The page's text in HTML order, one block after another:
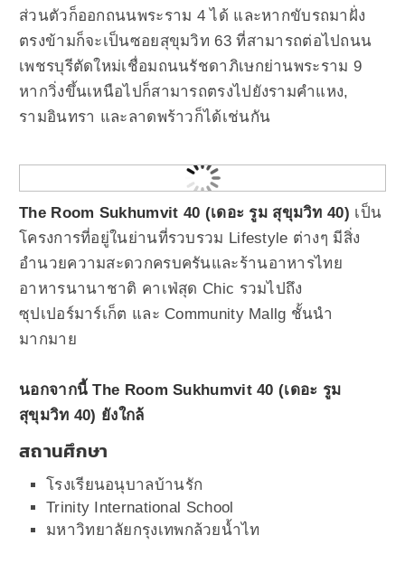
ส่วนตัวก็ออกถนนพระราม 4 ได้ และหากขับรถมาฝั่ง
ตรงข้ามก็จะเป็นซอยสุขุมวิท 63 ที่สามารถต่อไปถนน
เพชรบุรีตัดใหม่เชื่อมถนนรัชดาภิเษกย่านพระราม 9
หากวิ่งขึ้นเหนือไปก็สามารถตรงไปยังรามคำแหง,
รามอินทรา และลาดพร้าวก็ได้เช่นกัน
The Room Sukhumvit 40 (เดอะ รูม สุขุมวิท 40) เป็น
โครงการที่อยู่ในย่านที่รวบรวม Lifestyle ต่างๆ มีสิ่ง
อำนวยความสะดวกครบครันและร้านอาหารไทย
อาหารนานาชาติ คาเฟ่สุด Chic รวมไปถึง
ซุปเปอร์มาร์เก็ต และ Community Mallg ชั้นนำ
มากมาย
นอกจากนี้ The Room Sukhumvit 40 (เดอะ รูม
สุขุมวิท 40) ยังใกล้
สถานศึกษา
โรงเรียนอนุบาลบ้านรัก
Trinity International School
มหาวิทยาลัยกรุงเทพกล้วยน้ำไท